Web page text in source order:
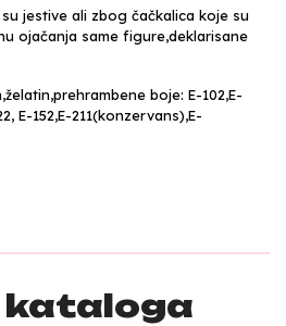
jestive ali zbog čačkalica koje su
ojačanja same figure,deklarisane
boje: E-102,E-
E-152,E-211(konzervans),E-
kataloga